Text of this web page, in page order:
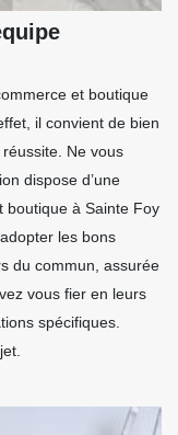
et boutique
il convient de bien
réussite. Ne vous
dispose d’une
boutique à Sainte Foy
les bons
du commun, assurée
vous fier en leurs
spécifiques.